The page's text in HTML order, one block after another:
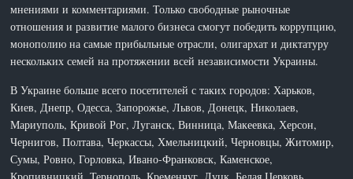
мнениями и комментариями. Только свободные рыночные
отношения и развитие малого бизнеса смогут победить коррупцию,
монополию на самые прибыльные отрасли, олигархат и диктатуру
нескольких семей на протяжении всей независимости Украины.
В Украине больше всего посетителей с таких городов: Харьков,
Киев, Днепр, Одесса, Запорожье, Львов, Донецк, Николаев,
Мариуполь, Кривой Рог, Луганск, Винница, Макеевка, Херсон,
Чернигов, Полтава, Черкассы, Хмельницкий, Черновцы, Житомир,
Сумы, Ровно, Горловка, Ивано-Франковск, Каменское,
Кропивницкий, Тернополь, Кременчуг, Луцк, Белая Церковь,